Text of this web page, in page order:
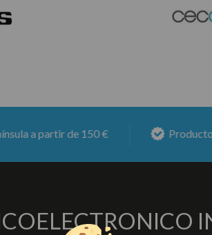
de 150 € Productos con6
ELECTRONICO